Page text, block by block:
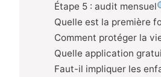
Étape 5 : audit mensuel
Quelle est la première
Comment protéger la
Quelle application
Faut-il impliquer les